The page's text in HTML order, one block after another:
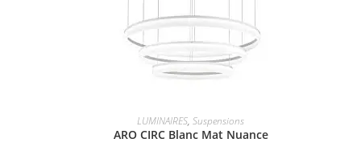
LUMINAIRES, Suspensions
ARO CIRC Blanc Mat Nuance